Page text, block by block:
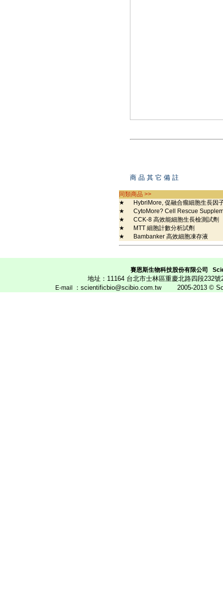
商 品 其 它 備 註
同類商品 >>
★
HybriMore, 促融合瘤細胞生長因
★
CytoMore? Cell Rescue
★
CCK-8 高效能細胞生長檢測試劑
★
MTT 細胞計數分析試劑
★
Bambanker 高效細胞凍存液
賽恩斯生物科技股份有限公司
地址：11164 台北市士林區重慶北路四段
E-mail ：scientificbio@scibio.com.tw 2005-2013 ©